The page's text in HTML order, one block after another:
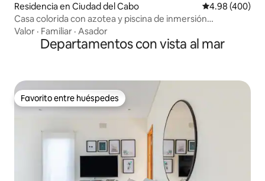
Residencia en Ciudad del Cabo Calificación
4.98 (400)
Casa colorida con azotea y piscina de inmersión
climatizada
Valor · Familiar · Asador
Departamentos con vista al mar
Favorito entre huéspedes
Favorito entre huéspedes